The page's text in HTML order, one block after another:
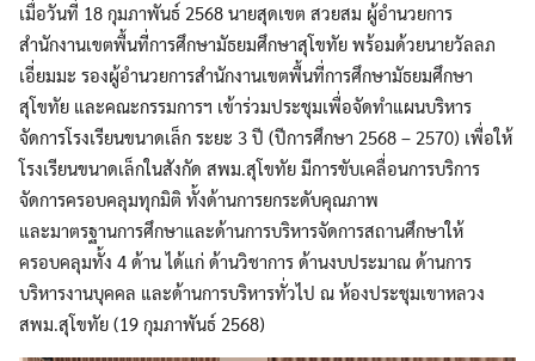
เมื่อวันที่ 18 กุมภาพันธ์ 2568 นายสุดเขต สวยสม ผู้อำนวยการ
สำนักงานเขตพื้นที่การศึกษามัธยมศึกษาสุโขทัย พร้อมด้วยนายวัลลภ
เอี่ยมมะ รองผู้อำนวยการสำนักงานเขตพื้นที่การศึกษามัธยมศึกษา
สุโขทัย และคณะกรรมการฯ เข้าร่วมประชุมเพื่อจัดทำแผนบริหาร
จัดการโรงเรียนขนาดเล็ก ระยะ 3 ปี (ปีการศึกษา 2568 – 2570) เพื่อให้
โรงเรียนขนาดเล็กในสังกัด สพม.สุโขทัย มีการขับเคลื่อนการบริการ
จัดการครอบคลุมทุกมิติ ทั้งด้านการยกระดับคุณภาพ
และมาตรฐานการศึกษาและด้านการบริหารจัดการสถานศึกษาให้
ครอบคลุมทั้ง 4 ด้าน ได้แก่ ด้านวิชาการ ด้านงบประมาณ ด้านการ
บริหารงานบุคคล และด้านการบริหารทั่วไป ณ ห้องประชุมเขาหลวง
สพม.สุโขทัย (19 กุมภาพันธ์ 2568)